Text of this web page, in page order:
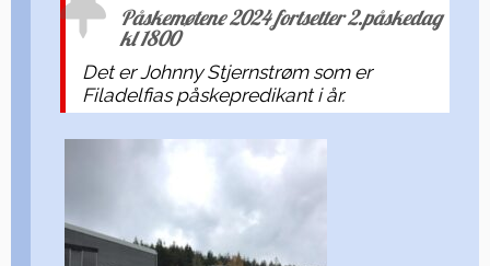
Påskemøtene 2024 fortsetter 2.påskedag
kl 1800
Det er Johnny Stjernstrøm som er
Filadelfias påskepredikant i år.